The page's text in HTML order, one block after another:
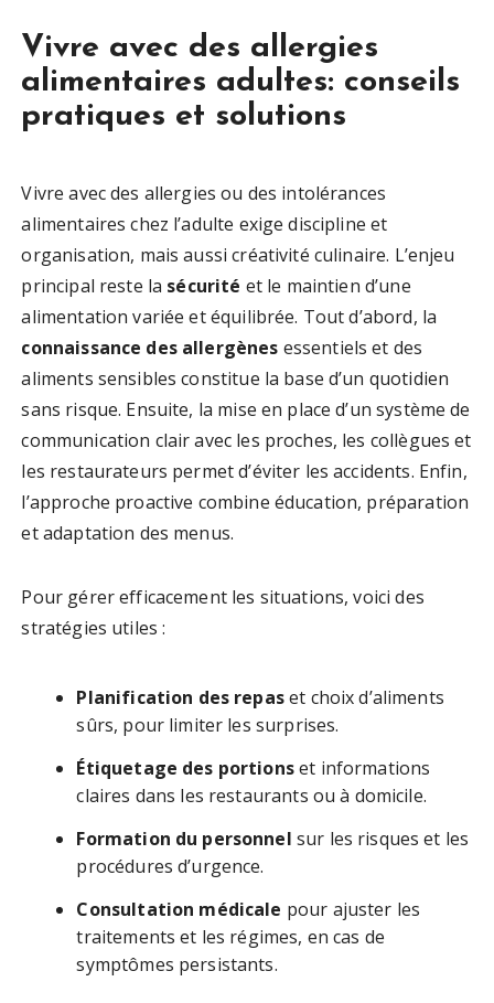
Vivre avec des allergies
alimentaires adultes: conseils
pratiques et solutions
Vivre avec des allergies ou des intolérances
alimentaires chez l’adulte exige discipline et
organisation, mais aussi créativité culinaire. L’enjeu
principal reste la sécurité et le maintien d’une
alimentation variée et équilibrée. Tout d’abord, la
connaissance des allergènes essentiels et des
aliments sensibles constitue la base d’un quotidien
sans risque. Ensuite, la mise en place d’un système de
communication clair avec les proches, les collègues et
les restaurateurs permet d’éviter les accidents. Enfin,
l’approche proactive combine éducation, préparation
et adaptation des menus.
Pour gérer efficacement les situations, voici des
stratégies utiles :
Planification des repaset choix d’aliments
sûrs, pour limiter les surprises.
Étiquetage des portionset informations
claires dans les restaurants ou à domicile.
Formation du personnel sur les risques et les
procédures d’urgence.
Consultation médicale pour ajuster les
traitements et les régimes, en cas de
symptômes persistants.